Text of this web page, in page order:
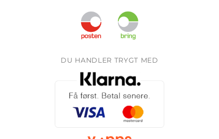
DU HANDLER TRYGT MED